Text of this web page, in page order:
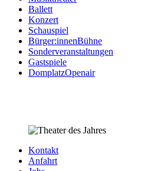
Ballett
Konzert
Schauspiel
Bürger:innenBühne
Sonderveranstaltungen
Gastspiele
DomplatzOpenair
Kontakt
Anfahrt